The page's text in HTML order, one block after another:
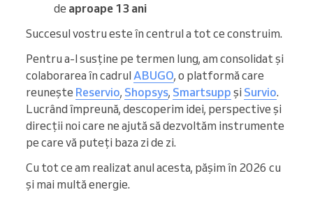
de aproape 13 ani
Succesul vostru este în centrul a tot ce construim.
Pentru a-l susține pe termen lung, am consolidat și
colaborarea în cadrul ABUGO, o platformă care
reunește Reservio, Shopsys, Smartsupp și Survio.
Lucrând împreună, descoperim idei, perspective și
direcții noi care ne ajută să dezvoltăm instrumente
pe care vă puteți baza zi de zi.
Cu tot ce am realizat anul acesta, pășim în 2026 cu
și mai multă energie.